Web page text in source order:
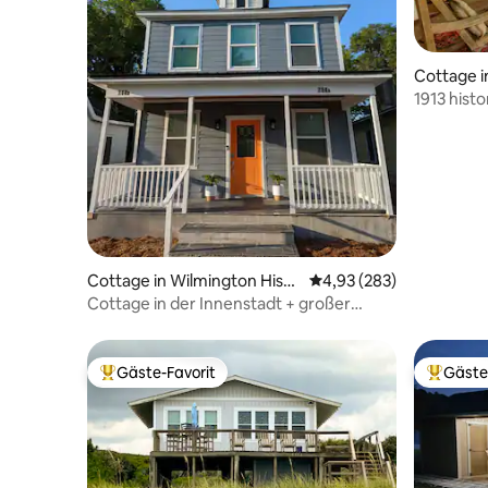
Cottage in Wilmington Histo
ric District
Durchschnittliche
4,93 (283)
Cottage in der Innenstadt + großer
Cottage
ric
1913
Beliebter Gäste-Favorit.
Gäste-Favorit